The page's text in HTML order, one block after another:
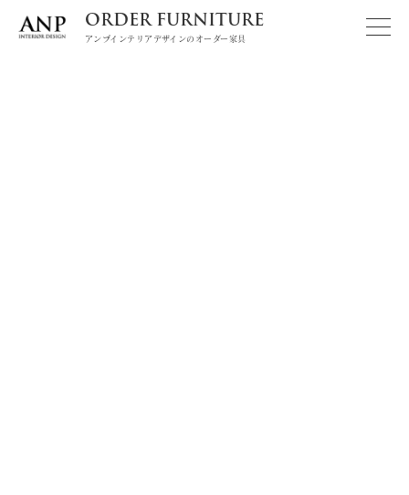
ORDER FURNITURE
アンプインテリアデザインのオーダー家具